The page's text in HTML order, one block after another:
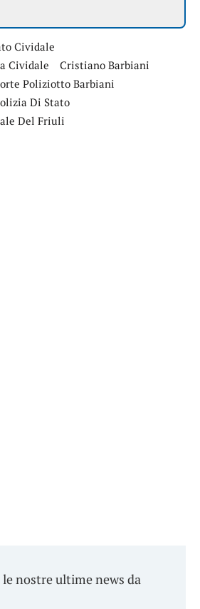
Cividale
Cividale
Cristiano Barbiani
Poliziotto Barbiani
Di Stato
Del Friuli
le nostre ultime news da